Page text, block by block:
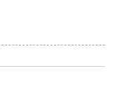
അഴിക്കലിൽ